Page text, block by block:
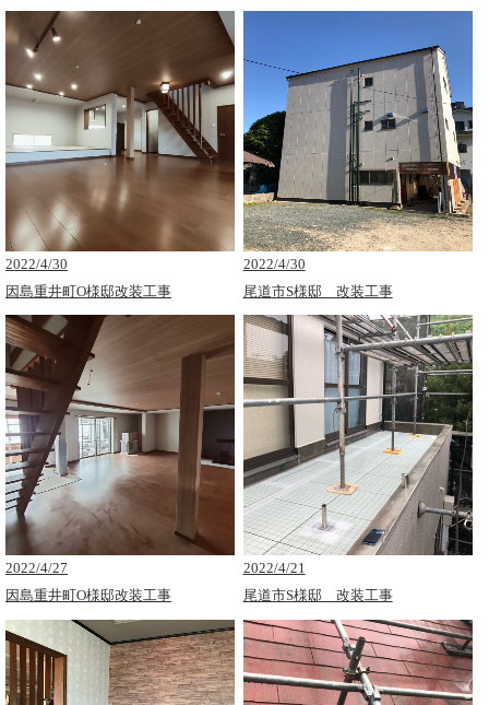
2022/4/30
因島重井町O様邸改装工事
2022/4/30
尾道市S様邸 改装工事
2022/4/27
因島重井町O様邸改装工事
2022/4/21
尾道市S様邸 改装工事